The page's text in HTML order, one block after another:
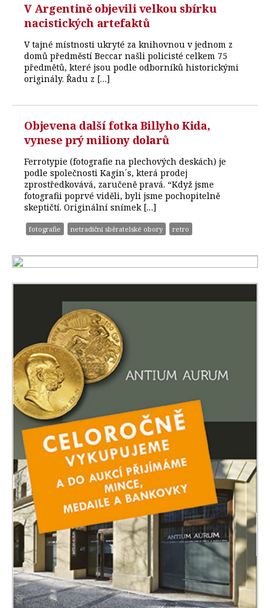
V Argentině objevili velkou sbírku
nacistických artefaktů
V tajné místnosti ukryté za knihovnou v jednom z
domů předměstí Beccar našli policisté celkem 75
předmětů, které jsou podle odborníků historickými
originály. Řadu z […]
Objevena další fotka Billyho Kida,
vynese prý miliony dolarů
Ferrotypie (fotografie na plechových deskách) je
podle společnosti Kagin´s, která prodej
zprostředkovává, zaručeně pravá. “Když jsme
fotografii poprvé viděli, byli jsme pochopitelně
skeptičtí. Originální snímek […]
fotografie netradiční sběratelské obory retro